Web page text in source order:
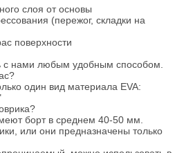
слоя от основы
(пережог, складки на
поверхности
с нами любым удобным способом.
один вид материала EVA:
борт в среднем 40-50 мм.
или они предназначены только